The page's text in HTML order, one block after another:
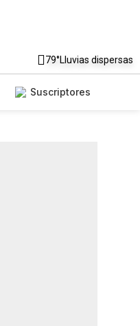
79°Lluvias dispersas
Suscriptores